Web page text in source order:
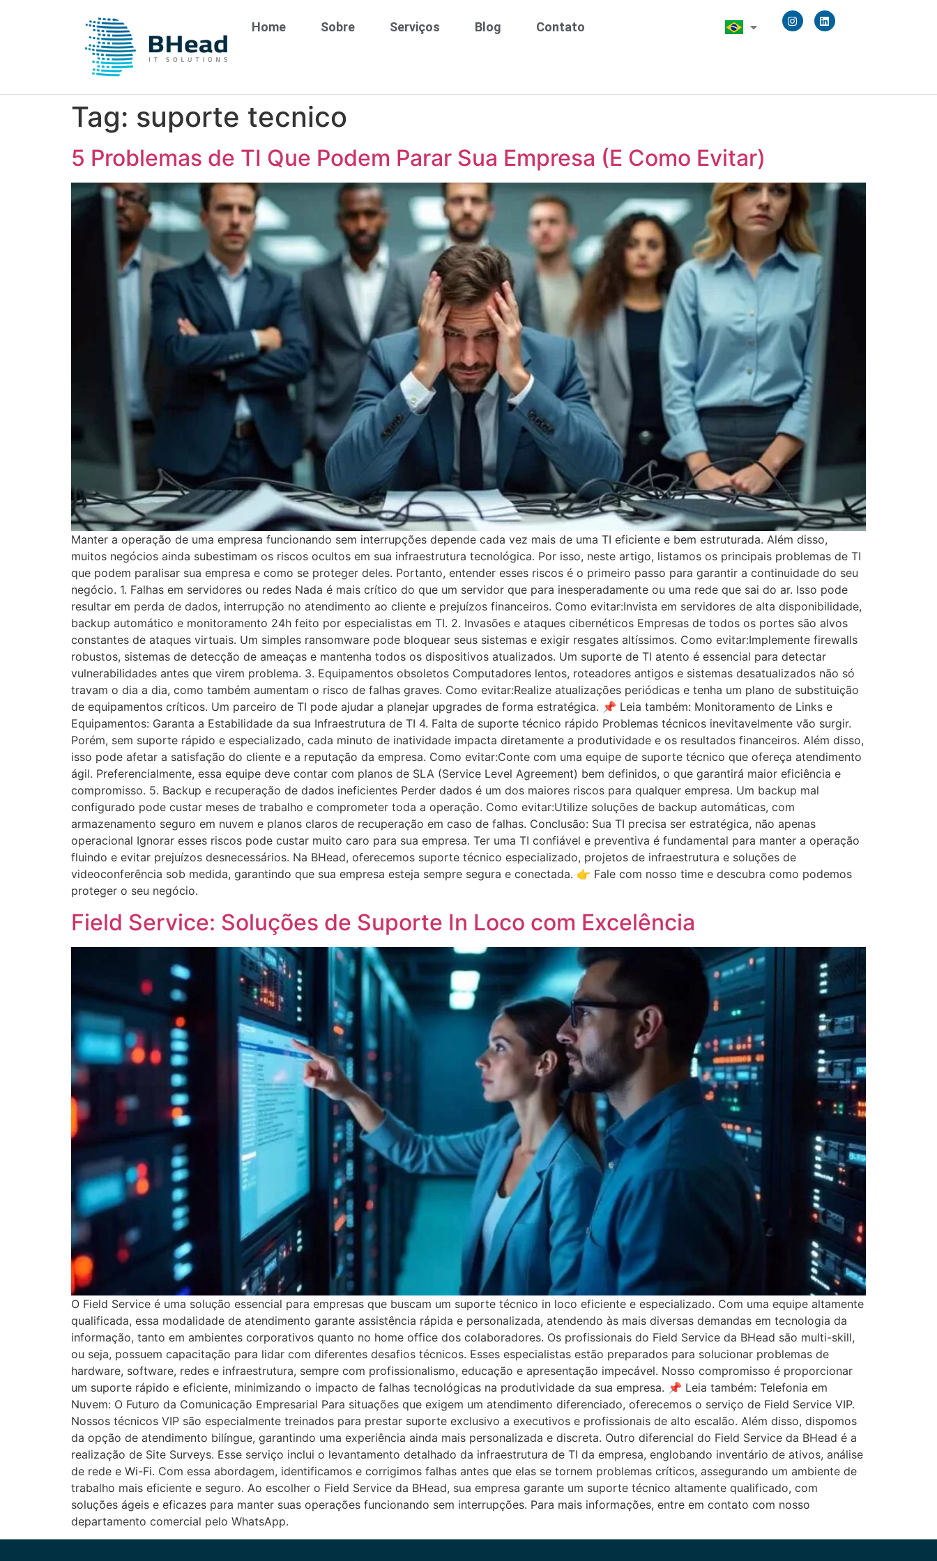
Home Sobre Serviços Blog Contato
Tag: suporte tecnico
5 Problemas de TI Que Podem Parar Sua Empresa (E Como Evitar)
Manter a operação de uma empresa funcionando sem interrupções depende cada vez mais de uma TI eficiente e bem estruturada. Além disso,
muitos negócios ainda subestimam os riscos ocultos em sua infraestrutura tecnológica. Por isso, neste artigo, listamos os principais problemas de TI
que podem paralisar sua empresa e como se proteger deles. Portanto, entender esses riscos é o primeiro passo para garantir a continuidade do seu
negócio. 1. Falhas em servidores ou redes Nada é mais crítico do que um servidor que para inesperadamente ou uma rede que sai do ar. Isso pode
resultar em perda de dados, interrupção no atendimento ao cliente e prejuízos financeiros. Como evitar:Invista em servidores de alta disponibilidade,
backup automático e monitoramento 24h feito por especialistas em TI. 2. Invasões e ataques cibernéticos Empresas de todos os portes são alvos
constantes de ataques virtuais. Um simples ransomware pode bloquear seus sistemas e exigir resgates altíssimos. Como evitar:Implemente firewalls
robustos, sistemas de detecção de ameaças e mantenha todos os dispositivos atualizados. Um suporte de TI atento é essencial para detectar
vulnerabilidades antes que virem problema. 3. Equipamentos obsoletos Computadores lentos, roteadores antigos e sistemas desatualizados não só
travam o dia a dia, como também aumentam o risco de falhas graves. Como evitar:Realize atualizações periódicas e tenha um plano de substituição
de equipamentos críticos. Um parceiro de TI pode ajudar a planejar upgrades de forma estratégica. 📌 Leia também: Monitoramento de Links e
Equipamentos: Garanta a Estabilidade da sua Infraestrutura de TI 4. Falta de suporte técnico rápido Problemas técnicos inevitavelmente vão surgir.
Porém, sem suporte rápido e especializado, cada minuto de inatividade impacta diretamente a produtividade e os resultados financeiros. Além disso,
isso pode afetar a satisfação do cliente e a reputação da empresa. Como evitar:Conte com uma equipe de suporte técnico que ofereça atendimento
ágil. Preferencialmente, essa equipe deve contar com planos de SLA (Service Level Agreement) bem definidos, o que garantirá maior eficiência e
compromisso. 5. Backup e recuperação de dados ineficientes Perder dados é um dos maiores riscos para qualquer empresa. Um backup mal
configurado pode custar meses de trabalho e comprometer toda a operação. Como evitar:Utilize soluções de backup automáticas, com
armazenamento seguro em nuvem e planos claros de recuperação em caso de falhas. Conclusão: Sua TI precisa ser estratégica, não apenas
operacional Ignorar esses riscos pode custar muito caro para sua empresa. Ter uma TI confiável e preventiva é fundamental para manter a operação
fluindo e evitar prejuízos desnecessários. Na BHead, oferecemos suporte técnico especializado, projetos de infraestrutura e soluções de
videoconferência sob medida, garantindo que sua empresa esteja sempre segura e conectada. 👉 Fale com nosso time e descubra como podemos
proteger o seu negócio.
Field Service: Soluções de Suporte In Loco com Excelência
O Field Service é uma solução essencial para empresas que buscam um suporte técnico in loco eficiente e especializado. Com uma equipe altamente
qualificada, essa modalidade de atendimento garante assistência rápida e personalizada, atendendo às mais diversas demandas em tecnologia da
informação, tanto em ambientes corporativos quanto no home office dos colaboradores. Os profissionais do Field Service da BHead são multi-skill,
ou seja, possuem capacitação para lidar com diferentes desafios técnicos. Esses especialistas estão preparados para solucionar problemas de
hardware, software, redes e infraestrutura, sempre com profissionalismo, educação e apresentação impecável. Nosso compromisso é proporcionar
um suporte rápido e eficiente, minimizando o impacto de falhas tecnológicas na produtividade da sua empresa. 📌 Leia também: Telefonia em
Nuvem: O Futuro da Comunicação Empresarial Para situações que exigem um atendimento diferenciado, oferecemos o serviço de Field Service VIP.
Nossos técnicos VIP são especialmente treinados para prestar suporte exclusivo a executivos e profissionais de alto escalão. Além disso, dispomos
da opção de atendimento bilíngue, garantindo uma experiência ainda mais personalizada e discreta. Outro diferencial do Field Service da BHead é a
realização de Site Surveys. Esse serviço inclui o levantamento detalhado da infraestrutura de TI da empresa, englobando inventário de ativos, análise
de rede e Wi-Fi. Com essa abordagem, identificamos e corrigimos falhas antes que elas se tornem problemas críticos, assegurando um ambiente de
trabalho mais eficiente e seguro. Ao escolher o Field Service da BHead, sua empresa garante um suporte técnico altamente qualificado, com
soluções ágeis e eficazes para manter suas operações funcionando sem interrupções. Para mais informações, entre em contato com nosso
departamento comercial pelo WhatsApp.